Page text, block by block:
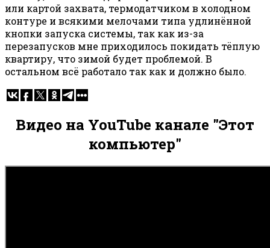
или картой захвата, термодатчиком в холодном
контуре и всякими мелочами типа удлинённой
кнопки запуска системы, так как из-за
перезапусков мне приходилось покидать тёплую
квартиру, что зимой будет проблемой. В
остальном всё работало так как и должно было.
Видео на YouTube канале "Этот
компьютер"